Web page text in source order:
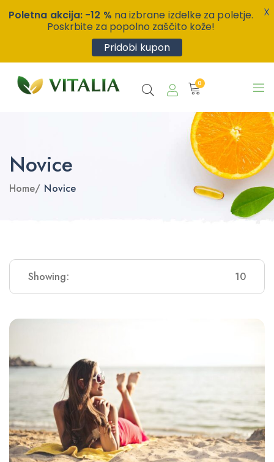
0
Novice
Home/ Novice
Showing: 10
Poletna akcija: -12 % na izbrane izdelke za poletje.
Poskrbite za popolno zaščito kože!
Pridobi kupon
X